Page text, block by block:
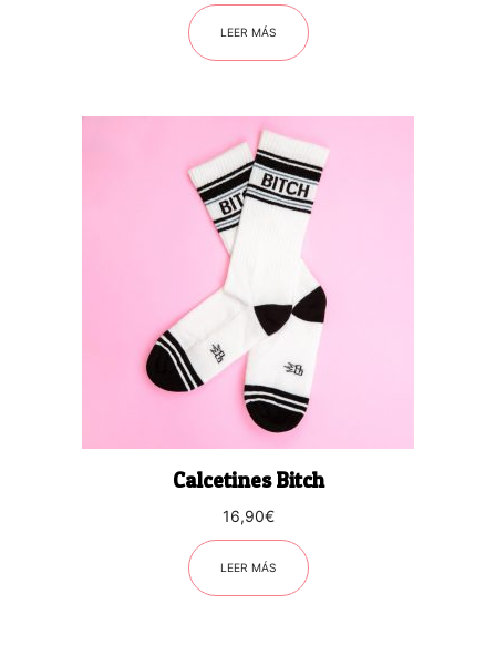
LEER MÁS
Calcetines Bitch
16,90€
LEER MÁS